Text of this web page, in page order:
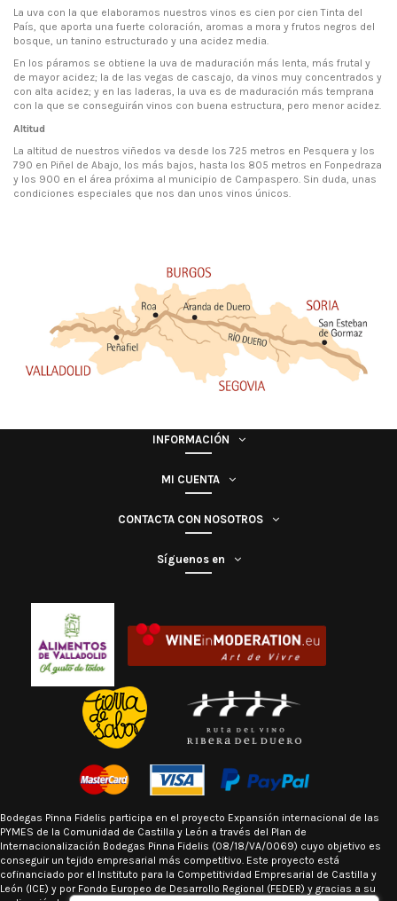
La uva con la que elaboramos nuestros vinos es cien por cien Tinta del
País, que aporta una fuerte coloración, aromas a mora y frutos negros del
bosque, un tanino estructurado y una acidez media.
En los páramos se obtiene la uva de maduración más lenta, más frutal y
de mayor acidez; la de las vegas de cascajo, da vinos muy concentrados y
con alta acidez; y en las laderas, la uva es de maduración más temprana
con la que se conseguirán vinos con buena estructura, pero menor acidez.
Altitud
La altitud de nuestros viñedos va desde los 725 metros en Pesquera y los
790 en Piñel de Abajo, los más bajos, hasta los 805 metros en Fonpedraza
y los 900 en el área próxima al municipio de Campaspero. Sin duda, unas
condiciones especiales que nos dan unos vinos únicos.
INFORMACIÓN
MI CUENTA
CONTACTA CON NOSOTROS
Síguenos en
Bodegas Pinna Fidelis participa en el proyecto Expansión internacional de las
PYMES de la Comunidad de Castilla y León a través del Plan de
Internacionalización Bodegas Pinna Fidelis (08/18/VA/0069) cuyo objetivo es
conseguir un tejido empresarial más competitivo. Este proyecto está
cofinanciado por el Instituto para la Competitividad Empresarial de Castilla y
León (ICE) y por Fondo Europeo de Desarrollo Regional (FEDER) y gracias a su